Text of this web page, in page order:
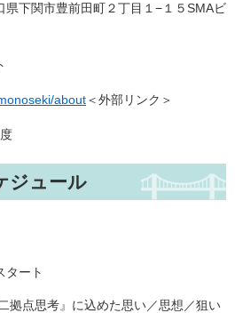
県下関市豊前田町２丁目１−１５SMAビ
about＜外部リンク＞
ジュール
ート
拠点思考』に込めた思い／思想／狙い